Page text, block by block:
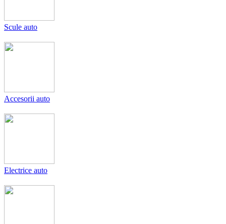
Scule auto
Accesorii auto
Electrice auto